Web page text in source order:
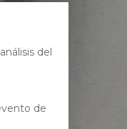
del
de